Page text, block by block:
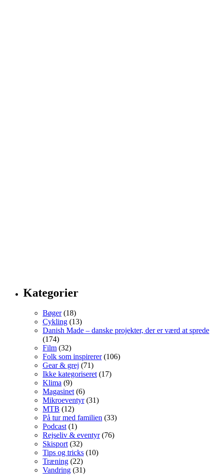
Kategorier
Bøger(18)
Cykling (13)
Danish Made – danske projekter, der er værd at sprede
(174)
Film (32)
Folk som inspirerer(106)
Gear & grej (71)
Ikke kategoriseret(17)
Klima (9)
Magasinet(6)
Mikroeventyr(31)
MTB (12)
På tur med familien (33)
Podcast(1)
Rejseliv & eventyr(76)
Skisport(32)
Tips og tricks (10)
Træning (22)
Vandring (31)